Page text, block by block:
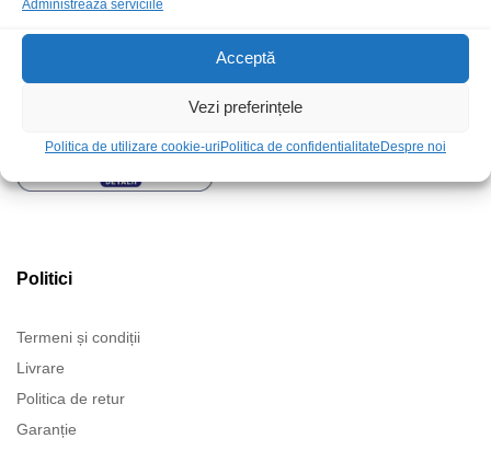
Administrează serviciile
Acceptă
Vezi preferințele
Politica de utilizare cookie-uriPolitica de confidentialitateDespre noi
Politici
Termeni și condiții
Livrare
Politica de retur
Garanție